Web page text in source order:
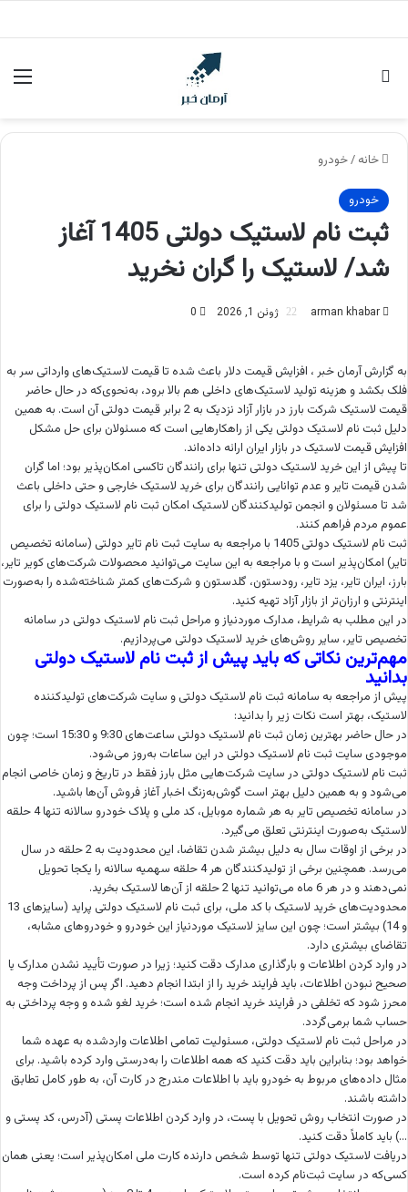
خانه /خودرو
خودرو
ثبت نام لاستیک دولتی 1405 آغاز
شد/ لاستیک را گران نخرید
arman khabar ژوئن 1, 2026 0
به گزارشآرمان خبر ، افزایش قیمت دلار باعث شده تا قیمت لاستیک‌های وارداتی سر به
فلک بکشد و هزینه تولید لاستیک‌های داخلی هم بالا برود، به‌نحوی‌که در حال حاضر
قیمت لاستیک شرکت بارز در بازار آزاد نزدیک به 2 برابر قیمت دولتی آن است. به همین
دلیل ثبت نام لاستیک دولتی یکی از راهکارهایی است که مسئولان برای حل مشکل
افزایش قیمت لاستیک در بازار ایران ارائه داده‌اند.
تا پیش از این خرید لاستیک دولتی تنها برای رانندگان تاکسی امکان‌پذیر بود؛ اما گران
شدن قیمت تایر و عدم توانایی رانندگان برای خرید لاستیک خارجی و حتی داخلی باعث
شد تا مسئولان و انجمن تولیدکنندگان لاستیک امکان ثبت نام لاستیک دولتی را برای
عموم مردم فراهم کنند.
ثبت نام لاستیک دولتی 1405 با مراجعه به سایت ثبت نام تایر دولتی (سامانه تخصیص
تایر) امکان‌پذیر است و با مراجعه به این سایت می‌توانید محصولات شرکت‌های کویر تایر،
بارز، ایران تایر، یزد تایر، رودستون، گلدستون و شرکت‌های کمتر شناخته‌شده را به‌صورت
اینترنتی و ارزان‌تر از بازار آزاد تهیه کنید.
در این مطلب به شرایط، مدارک موردنیاز و مراحل ثبت نام لاستیک دولتی در سامانه
تخصیص تایر، سایر روش‌های خرید لاستیک دولتی می‌پردازیم.
مهم‌ترین نکاتی که باید پیش از ثبت نام لاستیک دولتی
بدانید​
پیش از مراجعه به سامانه ثبت نام لاستیک دولتی و سایت شرکت‌های تولیدکننده
لاستیک، بهتر است نکات زیر را بدانید:
در حال حاضر بهترین زمان ثبت نام لاستیک دولتی ساعت‌های 9:30 و 15:30 است؛ چون
موجودی سایت ثبت نام لاستیک دولتی در این ساعات به‌روز می‌شود.
ثبت نام لاستیک دولتی در سایت شرکت‌هایی مثل بارز فقط در تاریخ و زمان خاصی انجام
می‌شود و به همین دلیل بهتر است گوش‌به‌زنگ اخبار آغاز فروش آن‌ها باشید.
در سامانه تخصیص تایر به هر شماره موبایل، کد ملی و پلاک خودرو سالانه تنها 4 حلقه
لاستیک به‌صورت اینترنتی تعلق می‌گیرد.
در برخی از اوقات سال به دلیل بیشتر شدن تقاضا، این محدودیت به 2 حلقه در سال
می‌رسد. همچنین برخی از تولیدکنندگان هر 4 حلقه سهمیه سالانه را یکجا تحویل
نمی‌دهند و در هر 6 ماه می‌توانید تنها 2 حلقه از آن‌ها لاستیک بخرید.
محدودیت‌های خرید لاستیک با کد ملی، برای ثبت نام لاستیک دولتی پراید (سایزهای 13
و 14) بیشتر است؛ چون این سایز لاستیک موردنیاز این خودرو و خودروهای مشابه،
تقاضای بیشتری دارد.
در وارد کردن اطلاعات و بارگذاری مدارک دقت کنید؛ زیرا در صورت تأیید نشدن مدارک یا
صحیح نبودن اطلاعات، باید فرایند خرید را از ابتدا انجام دهید. اگر پس از پرداخت وجه
محرز شود که تخلفی در فرایند خرید انجام شده است؛ خرید لغو شده و وجه پرداختی به
حساب شما برمی‌گردد.
در مراحل ثبت نام لاستیک دولتی، مسئولیت تمامی اطلاعات واردشده به عهده شما
خواهد بود؛ بنابراین باید دقت کنید که همه اطلاعات را به‌درستی وارد کرده باشید. برای
مثال داده‌های مربوط به خودرو باید با اطلاعات مندرج در کارت آن، به طور کامل تطابق
داشته باشند.
در صورت انتخاب روش تحویل با پست، در وارد کردن اطلاعات پستی (آدرس، کد پستی و
…) باید کاملاً دقت کنید.
دریافت لاستیک دولتی تنها توسط شخص دارنده کارت ملی امکان‌پذیر است؛ یعنی همان
کسی‌که در سایت ثبت‌نام کرده است.